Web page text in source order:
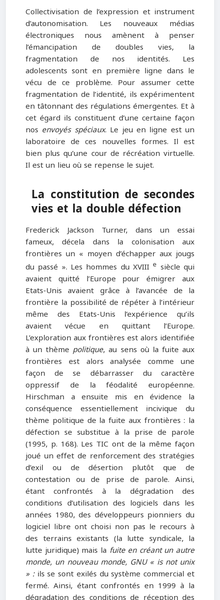
Collectivisation de l’expression et instrument
d’autonomisation. Les nouveaux médias
électroniques nous amènent à penser
l’émancipation de doubles vies, la
fragmentation de nos identités. Les
adolescents sont en première ligne dans le
vécu de ce problème. Pour assumer cette
fragmentation de l’identité, ils expérimentent
en tâtonnant des régulations émergentes. Et à
cet égard ils constituent d’une certaine façon
nos envoyés spéciaux. Le jeu en ligne est un
laboratoire de ces nouvelles formes. Il est
bien plus qu’une cour de récréation virtuelle.
Il est un lieu où se repense le sujet.
La constitution de secondes
vies et la double défection
Frederick Jackson Turner, dans un essai
fameux, décela dans la colonisation aux
frontières un « moyen d’échapper aux jougs
du passé ». Les hommes du XVIIIe siècle qui
avaient quitté l’Europe pour émigrer aux
Etats-Unis avaient grâce à l’avancée de la
frontière la possibilité de répéter à l’intérieur
même des Etats-Unis l’expérience qu’ils
avaient vécue en quittant l’Europe.
L’exploration aux frontières est alors identifiée
à un thèmepolitique, au sens où la fuite aux
frontières est alors analysée comme une
façon de se débarrasser du caractère
oppressif de la féodalité européenne.
Hirschman a ensuite mis en évidence la
conséquence essentiellement incivique du
thème politique de la fuite aux frontières : la
défection se substitue à la prise de parole
(1995, p. 168). Les TIC ont de la même façon
joué un effet de renforcement des stratégies
d’exil ou de désertion plutôt que de
contestation ou de prise de parole. Ainsi,
étant confrontés à la dégradation des
conditions d’utilisation des logiciels dans les
années 1980, des développeurs pionniers du
logiciel libre ont choisi non pas le recours à
des terrains existants (la lutte syndicale, la
lutte juridique) mais la fuite en créant un autre
monde, un nouveau monde, GNU « is not unix
» : ils se sont exilés du système commercial et
fermé. Ainsi, étant confrontés en 1999 à la